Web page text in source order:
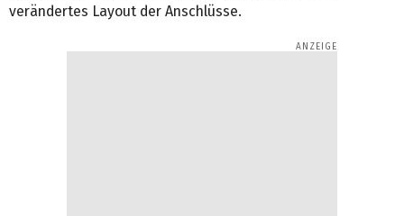
verändertes Layout der Anschlüsse.